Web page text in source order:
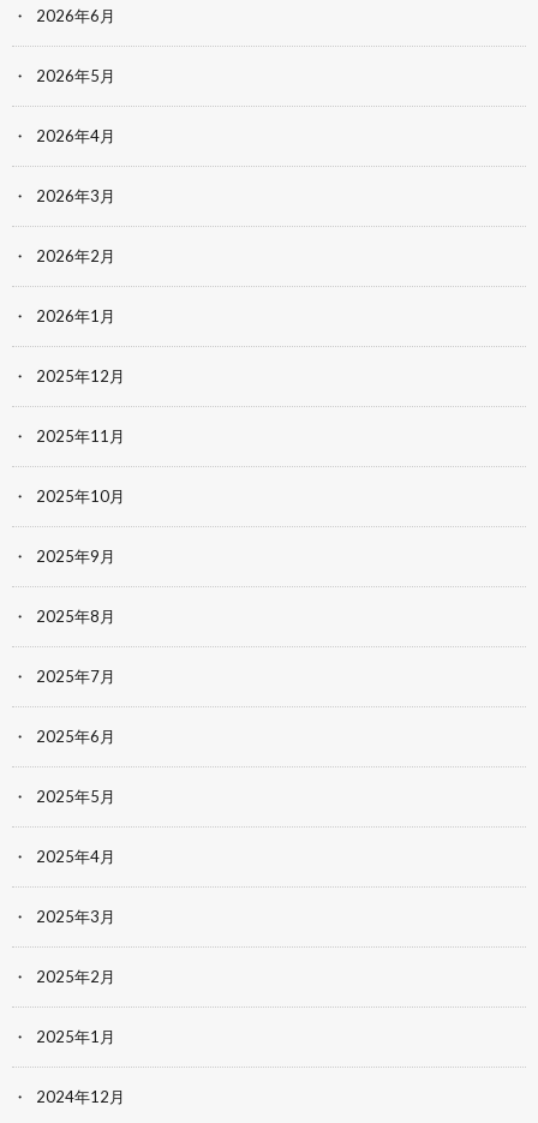
2026年6月
2026年5月
2026年4月
2026年3月
2026年2月
2026年1月
2025年12月
2025年11月
2025年10月
2025年9月
2025年8月
2025年7月
2025年6月
2025年5月
2025年4月
2025年3月
2025年2月
2025年1月
2024年12月